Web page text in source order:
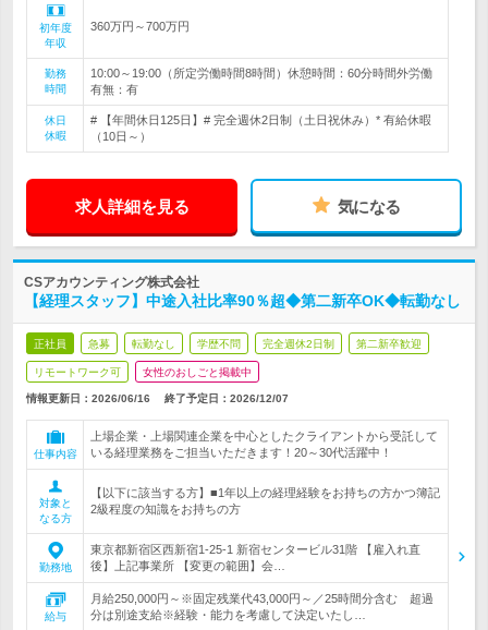
初年度
年収
360万円～700万円
勤務
時間
10:00～19:00（所定労働時間8時間）休憩時間：60分時間外労働
有無：有
休日
休暇
# 【年間休日125日】# 完全週休2日制（土日祝休み）* 有給休暇
（10日～）
求人詳細を見る 気になる
CSアカウンティング株式会社
【経理スタッフ】中途入社比率90％超◆第二新卒OK◆転勤なし
正社員 急募 転勤なし 学歴不問 完全週休2日制 第二新卒歓迎
リモートワーク可 女性のおしごと掲載中
情報更新日：2026/06/16 終了予定日： 2026/12/07
仕事内容
上場企業・上場関連企業を中心としたクライアントから受託して
いる経理業務をご担当いただきます！20～30代活躍中！
対象と
なる方
【以下に該当する方】■1年以上の経理経験をお持ちの方かつ簿記
2級程度の知識をお持ちの方
勤務地
東京都新宿区西新宿1-25-1 新宿センタービル31階 【雇入れ直
後】上記事業所 【変更の範囲】会…
給与
月給250,000円～※固定残業代43,000円～／25時間分含む 超過
分は別途支給※経験・能力を考慮して決定いたし…